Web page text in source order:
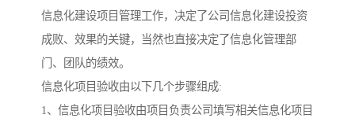
信息化建设项目管理工作，决定了公司信息化建设投资
成败、效果的关键，当然也直接决定了信息化管理部
门、团队的绩效。
信息化项目验收由以下几个步骤组成:
1、信息化项目验收由项目负责公司填写相关信息化项目